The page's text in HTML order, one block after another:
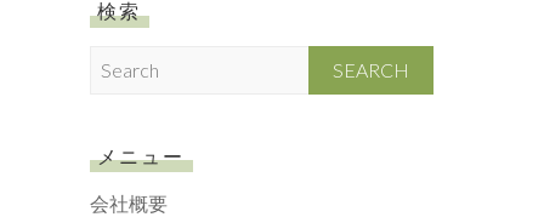
検索
c
h
メニュー
会社概要